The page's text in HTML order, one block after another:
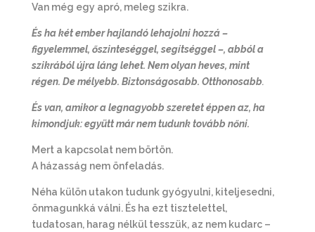
Van még egy apró, meleg szikra.
És ha két ember hajlandó lehajolni hozzá –
figyelemmel, őszinteséggel, segítséggel –, abból a
szikrából újra láng lehet. Nem olyan heves, mint
régen. De mélyebb. Biztonságosabb. Otthonosabb.
És van, amikor a legnagyobb szeretet éppen az, ha
kimondjuk: együtt már nem tudunk tovább nőni.
Mert a kapcsolat nem börtön.
A házasság nem önfeladás.
Néha külön utakon tudunk gyógyulni, kiteljesedni,
önmagunkká válni. És ha ezt tisztelettel,
tudatosan, harag nélkül tesszük, az nem kudarc –